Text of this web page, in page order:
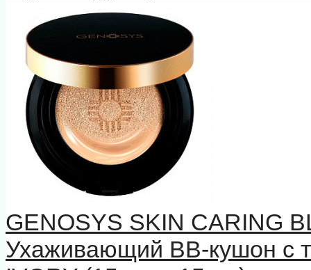
GENOSYS SKIN CARING
Ухаживающий BB-кушон с